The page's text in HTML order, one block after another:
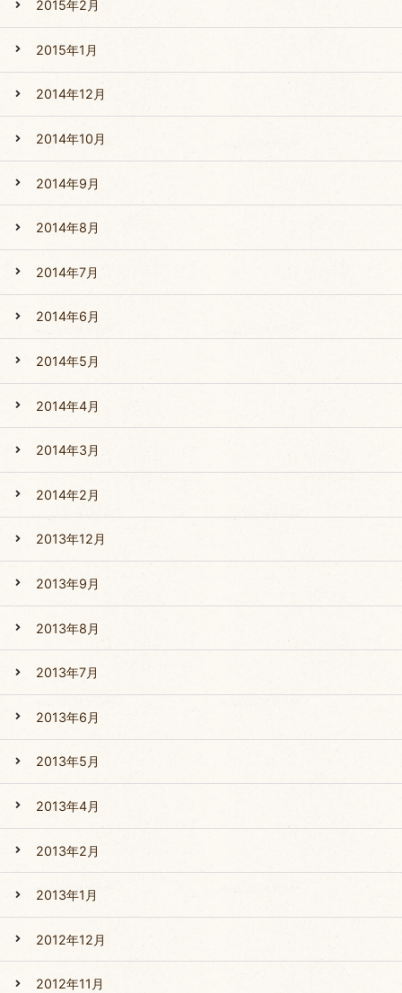
2015年2月
2015年1月
2014年12月
2014年10月
2014年9月
2014年8月
2014年7月
2014年6月
2014年5月
2014年4月
2014年3月
2014年2月
2013年12月
2013年9月
2013年8月
2013年7月
2013年6月
2013年5月
2013年4月
2013年2月
2013年1月
2012年12月
2012年11月